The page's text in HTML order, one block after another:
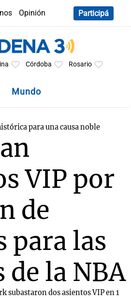
Opinión
Participá
Córdoba Rosario
Mundo
para una causa noble
VIP por
de
para las
de la NBA
subastaron dos asientos VIP en 1